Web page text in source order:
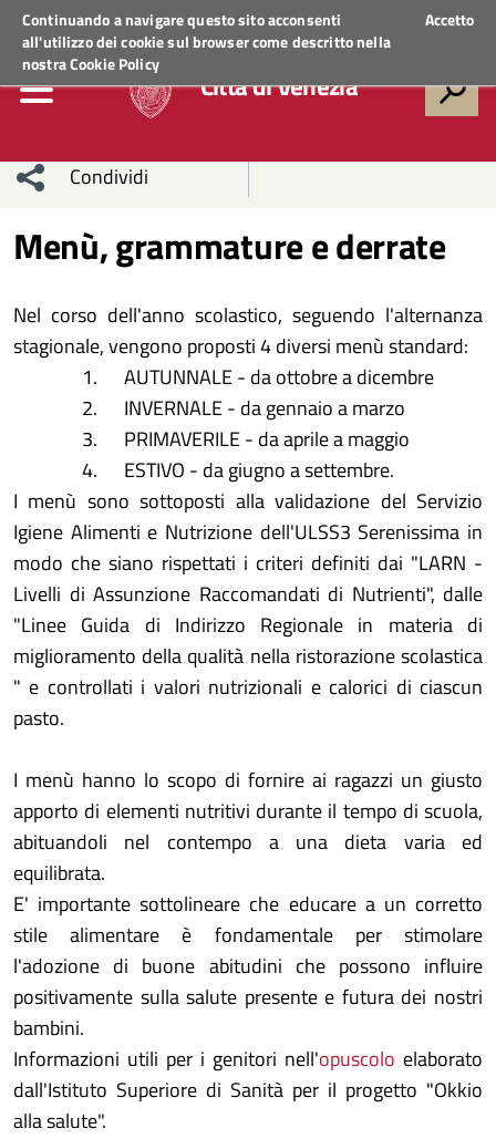
Continuando a navigare questo sito acconsenti
all'utilizzo dei cookie sul browser come descritto nella
nostraCookie Policy
Accetto
Regione VenetoACCEDI AI SERVIZI
Città di Venezia
Condividi
network
Condividi
Condividi
Facebook
su
Twitter
Condividi
su
Facebook
Condividi
su
Whatsapp
Menù, grammature e derrate
Nel corso dell'anno scolastico, seguendo l'alternanza
stagionale, vengono proposti 4 diversi menù standard:
AUTUNNALE - da ottobre a dicembre
INVERNALE - da gennaio a marzo
PRIMAVERILE - da aprile a maggio
ESTIVO - da giugno a settembre.
I menù sono sottoposti alla validazione del Servizio
Igiene Alimenti e Nutrizione dell'ULSS3 Serenissima in
modo che siano rispettati i criteri definiti dai "LARN -
Livelli di Assunzione Raccomandati di Nutrienti", dalle
"Linee Guida di Indirizzo Regionale in materia di
miglioramento della qualità nella ristorazione scolastica
" e controllati i valori nutrizionali e calorici di ciascun
pasto.
I menù hanno lo scopo di fornire ai ragazzi un giusto
apporto di elementi nutritivi durante il tempo di scuola,
abituandoli nel contempo a una dieta varia ed
equilibrata.
E' importante sottolineare che educare a un corretto
stile alimentare è fondamentale per stimolare
l'adozione di buone abitudini che possono influire
positivamente sulla salute presente e futura dei nostri
bambini.
Informazioni utili per i genitori nell'opuscolo elaborato
dall'Istituto Superiore di Sanità per il progetto "Okkio
alla salute".